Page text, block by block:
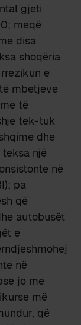
gjeti
meqë
disa
shoqëria
e
mbetjeve
të
tek-tuk
dhe
një
në
pa
që
autobusët
e
në
jo me
më
që